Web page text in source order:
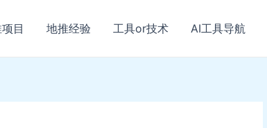
目 地推经验 工具or技术 AI工具导航